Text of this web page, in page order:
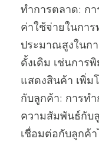
ทำการตลาด: ก
ค่าใช้จ่ายในกา
ประมาณสูงในก
ดั้งเดิม เช่นการ
แสดงสินค้า เพิ่ม
กับลูกค้า: การท
ความสัมพันธ์กับ
เชื่อมต่อกับลูกค้า